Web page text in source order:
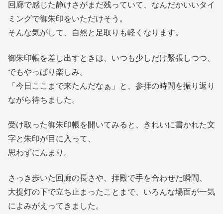
回廊で感じた静けさがまだ残っていて、なんだかいいタイ
ミングで御朱印をいただけそう。
そんな気がして、自然と足取りも軽くなります。
御朱印帳を差し出すときは、いつも少しだけ緊張しつつ、
でもやっぱり楽しみ。
「今日ここまで来たんだなぁ」と、参拝の時間を振り返り
ながら待ちました。
受け取った御朱印帳を開いてみると、きれいに書かれた文
字と朱印が目に入って、
思わずにんまり。
さっき歩いた回廊の長さや、拝殿で手を合わせた瞬間、
大提灯の下で立ち止まったことまで、いろんな場面が一気
によみがえってきました。